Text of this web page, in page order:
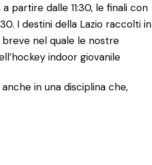
partire dalle 11:30, le finali con
I destini della Lazio raccolti in
breve nel quale le nostre
indoor giovanile
in una disciplina che,